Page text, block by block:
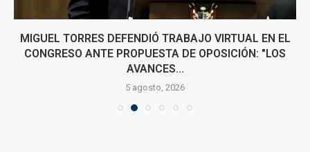
MIGUEL TORRES DEFENDIÓ TRABAJO VIRTUAL EN EL
CONGRESO ANTE PROPUESTA DE OPOSICIÓN: "LOS
AVANCES...
5 agosto, 2026